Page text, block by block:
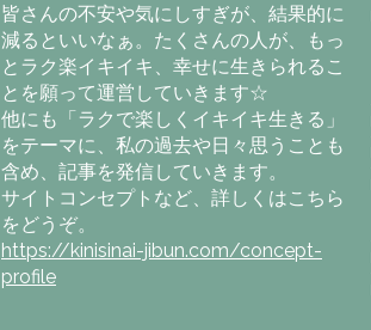
皆さんの不安や気にしすぎが、結果的に
減るといいなぁ。たくさんの人が、もっ
とラク楽イキイキ、幸せに生きられるこ
とを願って運営していきます☆
他にも「ラクで楽しくイキイキ生きる」
をテーマに、私の過去や日々思うことも
含め、記事を発信していきます。
サイトコンセプトなど、詳しくはこちら
をどうぞ。
https://kinisinai-jibun.com/concept-
profile